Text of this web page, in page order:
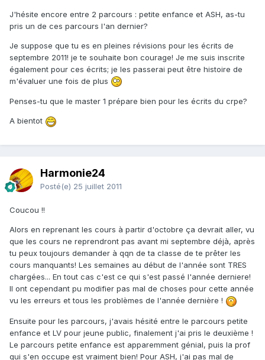
J'hésite encore entre 2 parcours : petite enfance et ASH, as-tu
pris un de ces parcours l'an dernier?
Je suppose que tu es en pleines révisions pour les écrits de
septembre 2011! je te souhaite bon courage! Je me suis inscrite
également pour ces écrits; je les passerai peut être histoire de
m'évaluer une fois de plus
Penses-tu que le master 1 prépare bien pour les écrits du crpe?
A bientot
Harmonie24
Posté(e) 25 juillet 2011
Coucou !!
Alors en reprenant les cours à partir d'octobre ça devrait aller, vu
que les cours ne reprendront pas avant mi septembre déjà, après
tu peux toujours demander à qqn de ta classe de te prêter les
cours manquants! Les semaines au début de l'année sont TRES
chargées... En tout cas c'est ce qui s'est passé l'année derniere!
Il ont cependant pu modifier pas mal de choses pour cette année
vu les erreurs et tous les problèmes de l'année dernière !
Ensuite pour les parcours, j'avais hésité entre le parcours petite
enfance et LV pour jeune public, finalement j'ai pris le deuxième !
Le parcours petite enfance est apparemment génial, puis la prof
qui s'en occupe est vraiment bien! Pour ASH, j'ai pas mal de